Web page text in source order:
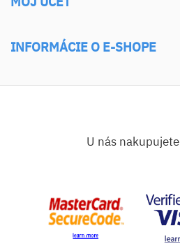
INFORMÁCIE O E-SHOPE
U nás nakupujete